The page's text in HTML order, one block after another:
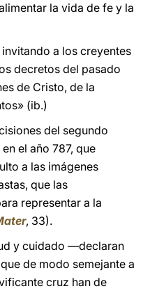
la vida de fe y la
a los creyentes
decretos del pasado
de Cristo, de la
(ib.)
del segundo
el año 787, que
a las imágenes
que las
representar a la
, 33).
y cuidado —declaran
de modo semejante a
cruz han de